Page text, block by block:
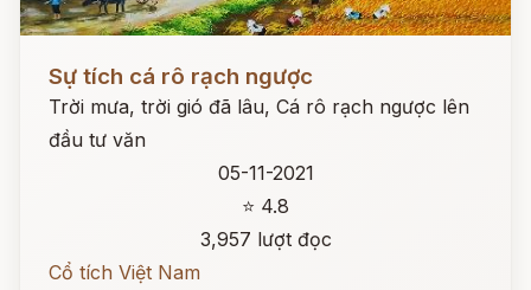
Sự tích cá rô rạch ngược
Trời mưa, trời gió đã lâu, Cá rô rạch ngược lên
đầu tư văn
05-11-2021
⭐ 4.8
3,957 lượt đọc
Cổ tích Việt Nam